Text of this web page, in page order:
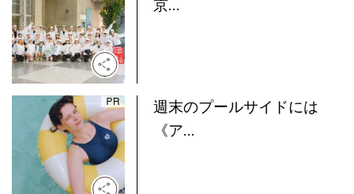
京...
週末のプールサイドには
《ア...